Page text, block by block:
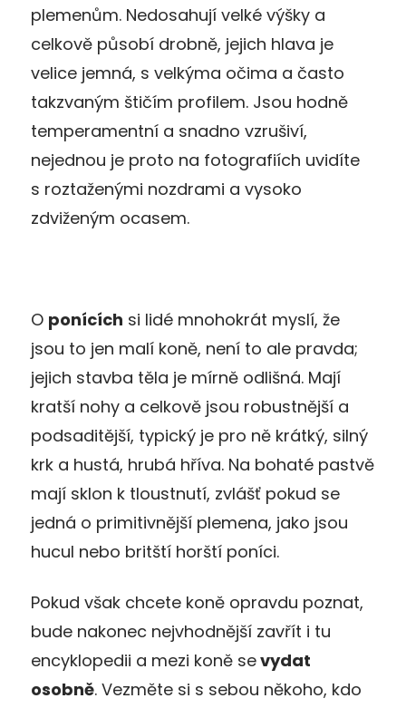
plemenům. Nedosahují velké výšky a
celkově působí drobně, jejich hlava je
velice jemná, s velkýma očima a často
takzvaným štičím profilem. Jsou hodně
temperamentní a snadno vzrušiví,
nejednou je proto na fotografiích uvidíte
s roztaženými nozdrami a vysoko
zdviženým ocasem.
O ponících si lidé mnohokrát myslí, že
jsou to jen malí koně, není to ale pravda;
jejich stavba těla je mírně odlišná. Mají
kratší nohy a celkově jsou robustnější a
podsaditější, typický je pro ně krátký, silný
krk a hustá, hrubá hříva. Na bohaté pastvě
mají sklon k tloustnutí, zvlášť pokud se
jedná o primitivnější plemena, jako jsou
hucul nebo britští horští poníci.
Pokud však chcete koně opravdu poznat,
bude nakonec nejvhodnější zavřít i tu
encyklopedii a mezi koně sevydat
osobně. Vezměte si s sebou někoho, kdo